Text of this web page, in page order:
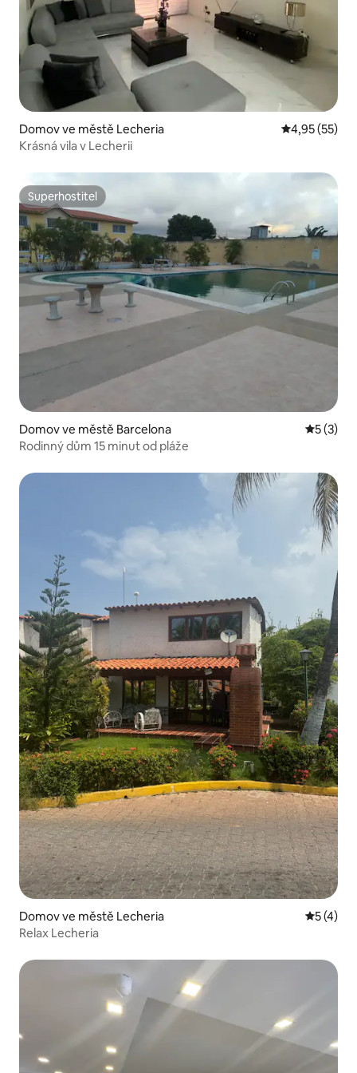
Domov ve městě Lecheria Průměrné
4,95 (55)
Krásná vila v Lecherii
Superhostitel
Superhostitel
Domov ve městě Barcelona
5 (3)
Rodinný dům 15 minut od pláže
Domov ve městě Lecheria
5 (4)
Relax Lecheria